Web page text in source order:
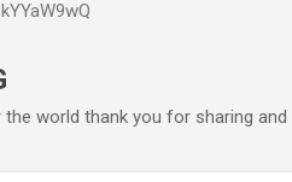
world thank you for sharing